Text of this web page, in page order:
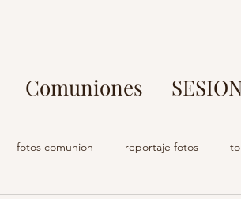
Comuniones
fotos comunion reportaje fotos